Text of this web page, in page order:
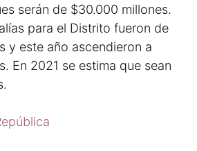
serán de $30.000 millones.
para el Distrito fueron de
y este año ascendieron a
En 2021 se estima que sean